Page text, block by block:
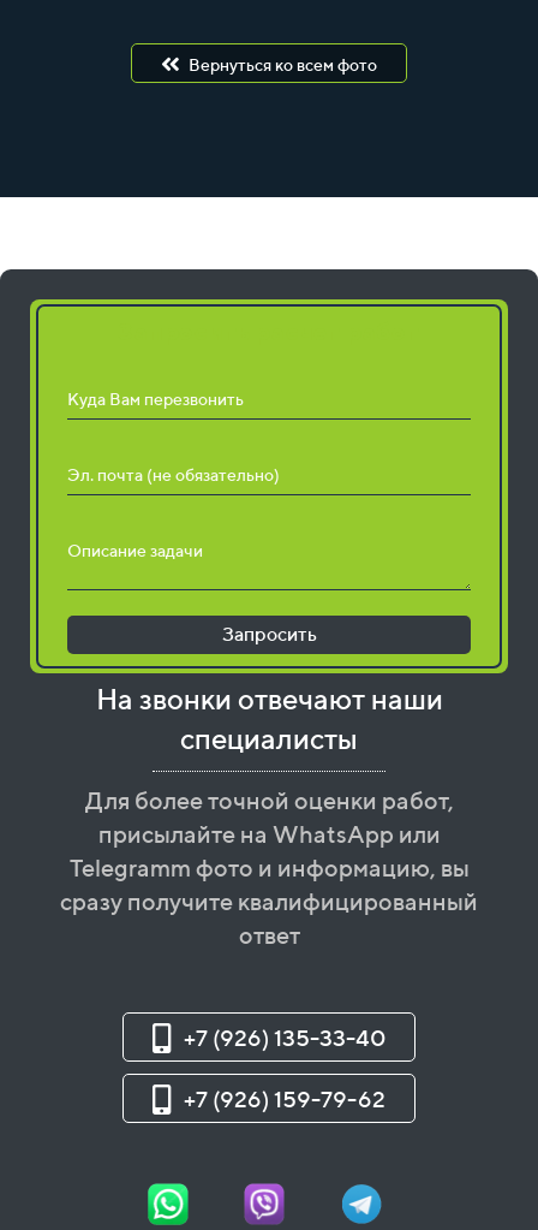
Вернуться ко всем фото
Куда Вам перезвонить
Эл. почта (не обязательно)
Описание задачи
Запросить
На звонки отвечают наши
специалисты
Для более точной оценки работ,
присылайте на WhatsApp или
Telegramm фото и информацию, вы
сразу получите квалифицированный
ответ
+7 (926) 135-33-40
+7 (926) 159-79-62